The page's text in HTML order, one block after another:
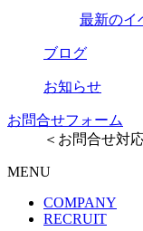
最新のイ
ブログ
お知らせ
お問合せフォーム
＜お問合せ対
MENU
COMPANY
RECRUIT